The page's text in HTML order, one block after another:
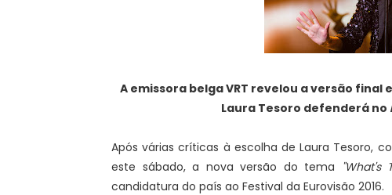
A emissora belga VRT revelou a versão final
Laura Tesoro defenderá no
Após várias críticas à escolha de Laura Tesoro,
este sábado, a nova versão do tema "What's
candidatura do país ao Festival da Eurovisão 2016.